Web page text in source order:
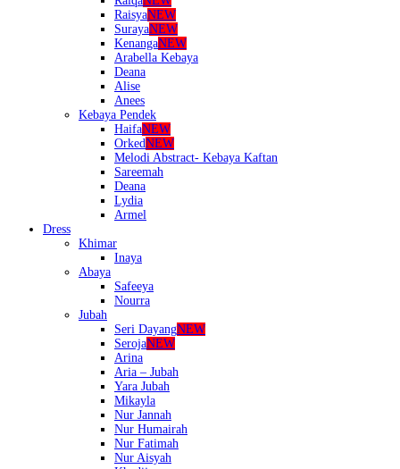
RaisyaNEW
SurayaNEW
KenangaNEW
Arabella Kebaya
Deana
Alise
Anees
Kebaya Pendek
HaifaNEW
OrkedNEW
Melodi Abstract- Kebaya Kaftan
Sareemah
Deana
Lydia
Armel
Dress
Khimar
Inaya
Abaya
Safeeya
Nourra
Jubah
Seri DayangNEW
SerojaNEW
Arina
Aria – Jubah
Yara Jubah
Mikayla
Nur Jannah
Nur Humairah
Nur Fatimah
Nur Aisyah